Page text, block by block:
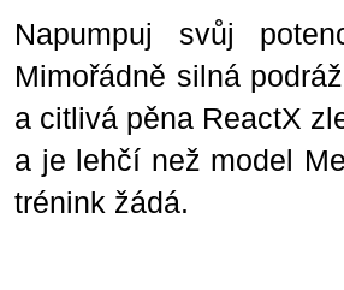
Napumpuj svůj
Mimořádně silná
a citlivá pěna ReactX
a je lehčí než model
trénink žádá.